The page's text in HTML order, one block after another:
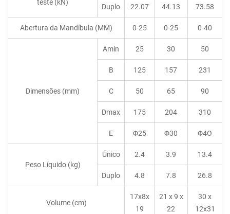
Duplo 22.07 44.13 73.58
Abertura da Mandíbula (MM) 0-25 0-25 0-40
Dimensões (mm)
Amin 25 30 50
B 125 157 231
C 50 65 90
Dmax 175 204 310
E Φ25 Φ30 Φ4O
Peso Líquido (kg)
Único 2.4 3.9 13.4
Duplo 4.8 7.8 26.8
Volume (cm)
17x8x
19
21 x 9 x
22
30 x
12x31